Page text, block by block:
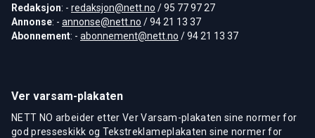
Redaksjon: - redaksjon@nett.no / 95 77 97 27
Annonse: - annonse@nett.no / 94 21 13 37
Abonnement: - abonnement@nett.no / 94 21 13 37
Ver varsam-plakaten
NETT NO arbeider etter Ver Varsam-plakaten sine normer for
god presseskikk og Tekstreklameplakaten sine normer for